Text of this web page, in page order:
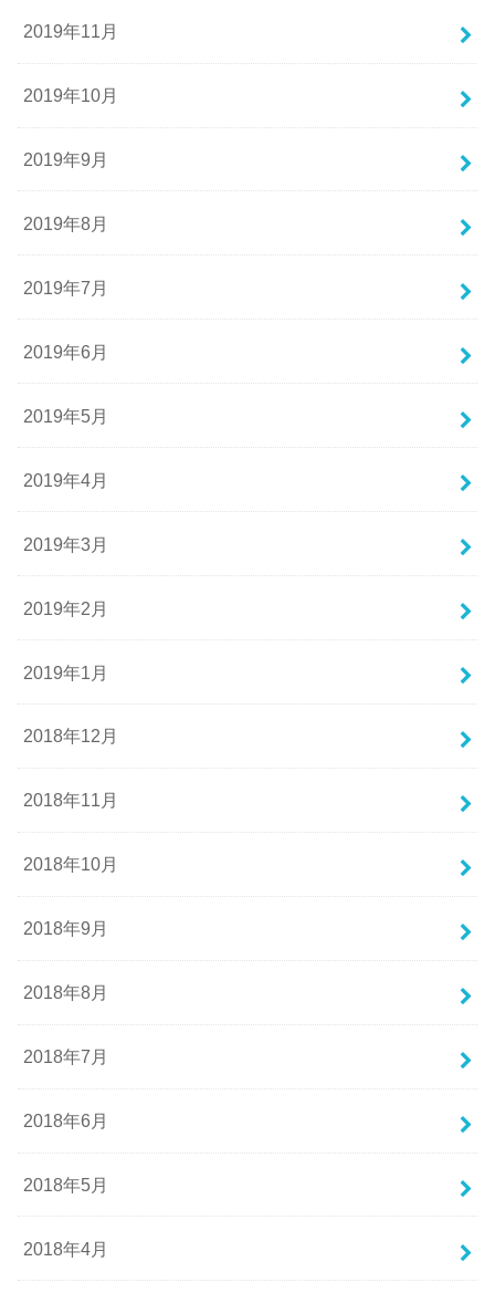
2019年11月
2019年10月
2019年9月
2019年8月
2019年7月
2019年6月
2019年5月
2019年4月
2019年3月
2019年2月
2019年1月
2018年12月
2018年11月
2018年10月
2018年9月
2018年8月
2018年7月
2018年6月
2018年5月
2018年4月